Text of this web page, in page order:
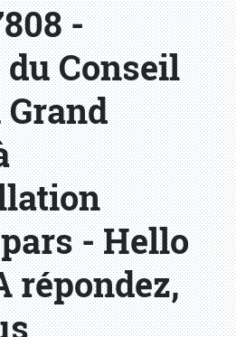
-
du Conseil
- Hello
répondez,